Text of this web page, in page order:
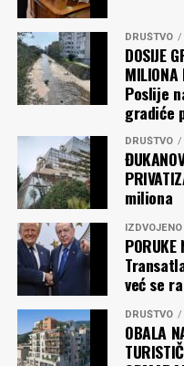
DRUŠTVO
DOSIJE
MILIONA
Poslije
gradiće
DRUŠTVO
miliona
IZDVOJENO
PORUKE
već se
DRUŠTVO
OBALA